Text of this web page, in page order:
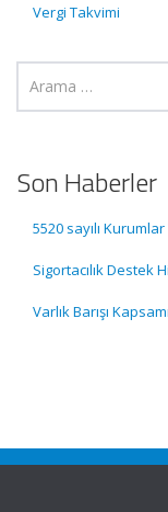
Vergi Takvimi
Son Haberler
5520 sayılı
Sigortacılık Destek
Varlık Barışı